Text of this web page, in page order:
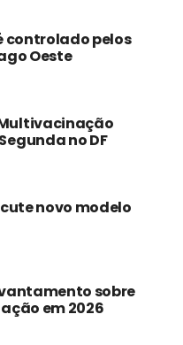
controlado pelos
Oeste
no DF
novo modelo
sobre
em 2026